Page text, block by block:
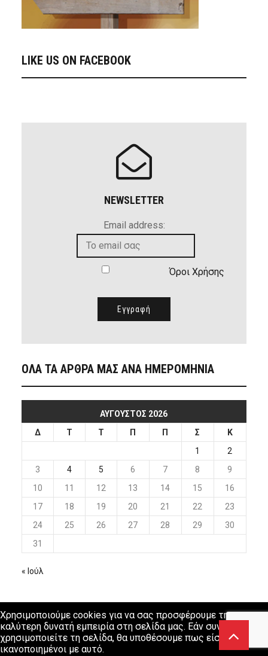
LIKE US ON FACEBOOK
NEWSLETTER
Email address:
Όροι Χρήσης
ΟΛΑ ΤΑ ΑΡΘΡΑ ΜΑΣ ΑΝΑ ΗΜΕΡΟΜΗΝΙΑ
ΑΎΓΟΥΣΤΟΣ 2026
Δ
Τ Τ Π Π Σ
Κ
1
2
3
4 5 6 7 8
9
10
11 12 13 14 15
16
17
18 19 20 21 22
23
24
25 26 27 28 29
30
31
« Ιούλ
Χρησιμοποιούμε cookies για να σας προσφέρουμε την
καλύτερη δυνατή εμπειρία στη σελίδα μας. Εάν συνεχίσετε να
χρησιμοποιείτε τη σελίδα, θα υποθέσουμε πως είστε
ικανοποιημένοι με αυτό.